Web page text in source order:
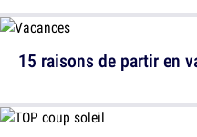
15 raisons de partir en